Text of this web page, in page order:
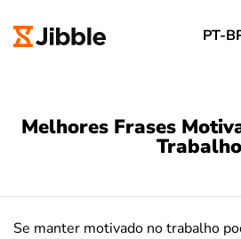
PT-
Melhores Frases
Trabalho
Se manter motivado no trabalho